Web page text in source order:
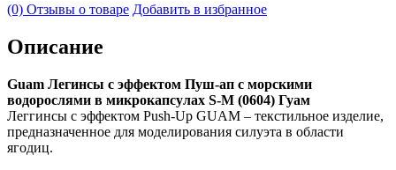
(0) Отзывы о товаре Добавить в избранное
Описание
Guam Легинсы с эффектом Пуш-ап с морскими
водорослями в микрокапсулах S-M (0604) Гуам
Леггинсы с эффектом Push-Up GUAM – текстильное изделие,
предназначенное для моделирования силуэта в области
ягодиц.